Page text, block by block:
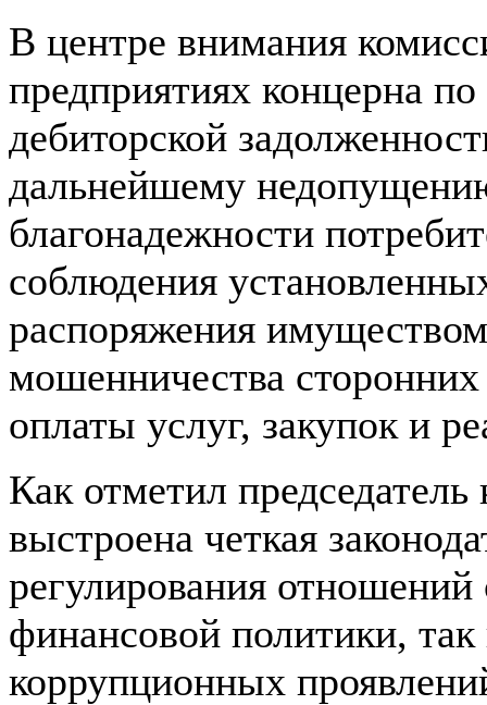
В центре внимания
предприятиях концерна
дебиторской
дальнейшему
благонадежности
соблюдения
распоряжения
мошенничества
оплаты услуг, закупок и
Как отметил
выстроена четкая
регулирования отношений
финансовой политики,
коррупционных